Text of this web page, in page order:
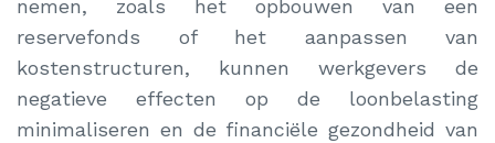
nemen, zoals het opbouwen van een
reservefonds of het aanpassen van
kostenstructuren, kunnen werkgevers de
negatieve effecten op de loonbelasting
minimaliseren en de financiële gezondheid van